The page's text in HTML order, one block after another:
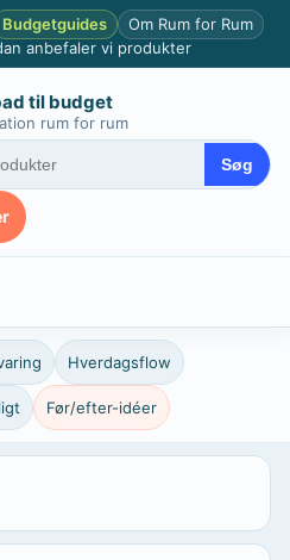
Budgetguides
Om Rum for Rum
anbefaler vi produkter
til budget
rum for rum
Søg
Hverdagsflow
Før/efter-idéer